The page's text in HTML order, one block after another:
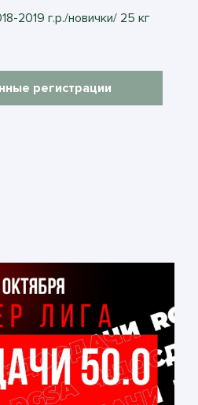
2019 г.р./новички/ 25 кг
регистрации